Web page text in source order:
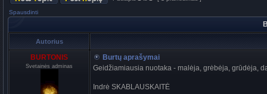
Spausdinti
Autorius
BURTONIS
Svetainės adminas
Burtų aprašymai
Geidžiamiausia nuotaka - malėja, grėbėja, grūdėja,
Indrė SKABLAUSKAITĖ